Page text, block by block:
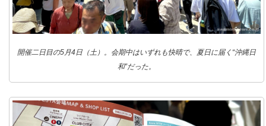
開催二日目の5月4日（土）。会期中はいずれも快晴で、夏日に届く“沖縄日
和”だった。